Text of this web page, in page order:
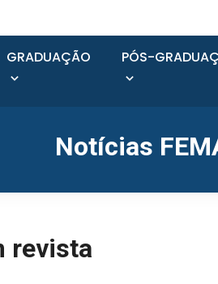
GRADUAÇÃO PÓS-
Notícias
revista